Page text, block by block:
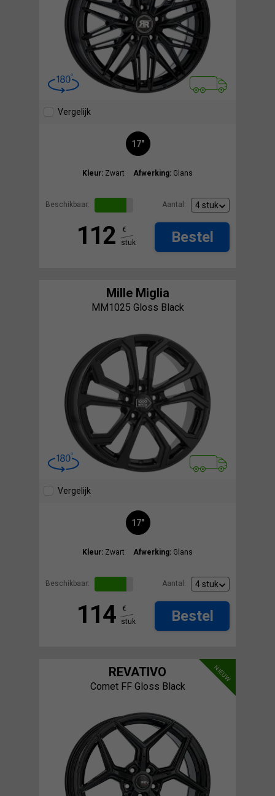
Vergelijk
17"
Kleur: Zwart Afwerking: Glans
Beschikbaar: Aantal:
112
€
stuk
Bestel
Mille Miglia
MM1025 Gloss Black
Vergelijk
17"
Kleur: Zwart Afwerking: Glans
Beschikbaar: Aantal:
114
€
stuk
Bestel
NIEUW
REVATIVO
Comet FF Gloss Black